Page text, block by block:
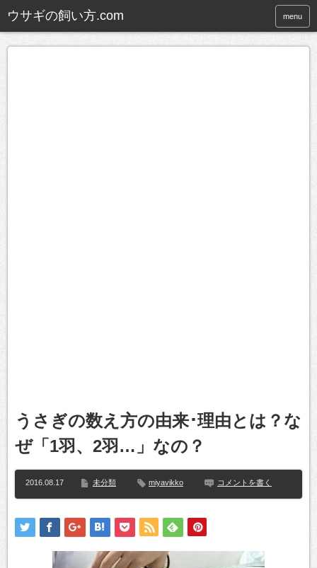
ウサギの飼い方.com menu
うさぎの数え方の由来･理由とは？な
ぜ「1羽、2羽…」なの？
2016.08.17 未分類 miyavikko コメントを書く